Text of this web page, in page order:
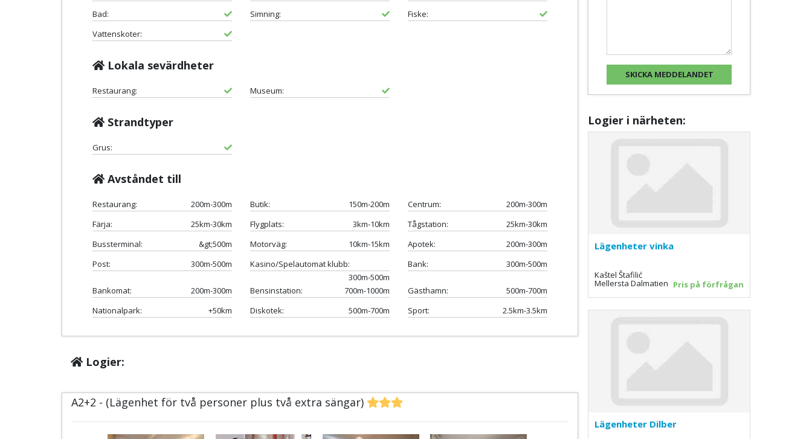
Bad:
Simning:
Fiske:
Vattenskoter:
Lokala sevärdheter
Restaurang: Museum:
Strandtyper
Grus:
Avståndet till
Restaurang: 200m-300m Butik: 150m-200m Centrum:
200m-300m
Färja:
25km-30km Flygplats: 3km-10km Tågstation:
25km-30km
Bussterminal:
&gt;500m Motorväg: 10km-15km Apotek:
200m-300m
Post:
300m-500m
Kasino/Spelautomat klubb:
300m-500m
Bank: 300m-500m
Bankomat: 200m-300m Bensinstation: 700m-1000m Gästhamn:
500m-700m
Nationalpark:
+50km Diskotek: 500m-700m Sport: 2.5km-3.5km
Logier:
A2+2 - (Lägenhet för två personer plus två extra sängar)
Logier i närheten:
Lägenheter vinka
Kaštel Štafilić
Mellersta Dalmatien Pris på förfrågan
Lägenheter Dilber